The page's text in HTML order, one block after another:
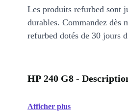
Les produits refurbed sont
durables. Commandez dès
refurbed dotés de 30 jours
HP 240 G8 -
Afficher plus